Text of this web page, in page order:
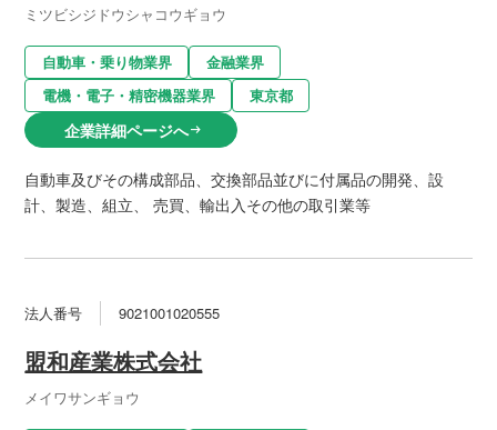
ミツビシジドウシャコウギョウ
自動車・乗り物業界
金融業界
電機・電子・精密機器業界
東京都
企業詳細ページへarrow_right_alt
自動車及びその構成部品、交換部品並びに付属品の開発、設
計、製造、組立、 売買、輸出入その他の取引業等
法人番号 9021001020555
盟和産業株式会社
メイワサンギョウ